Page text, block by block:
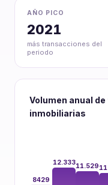
AÑO PICO
2021
más transacciones del
periodo
Volumen anual
inmobiliarias
8429
12.33311.529